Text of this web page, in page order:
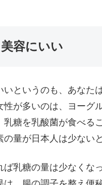
容にいい
というのも、あなた
が多いのは、ヨーグ
糖を乳酸菌が食べる
量が日本人は少ない
乳糖の量は少なくな